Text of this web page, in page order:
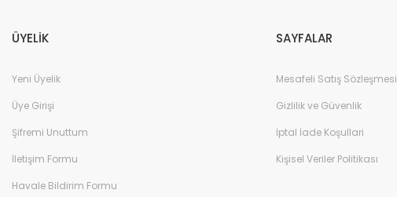
ÜYELİK
Yeni Üyelik
Üye Girişi
Şifremi Unuttum
İletişim Formu
Havale Bildirim Formu
SAYFALAR
Mesafeli Satış Sözleşmesi
Gizlilik ve Güvenlik
İptal İade Koşullari
Kişisel Veriler Politikası